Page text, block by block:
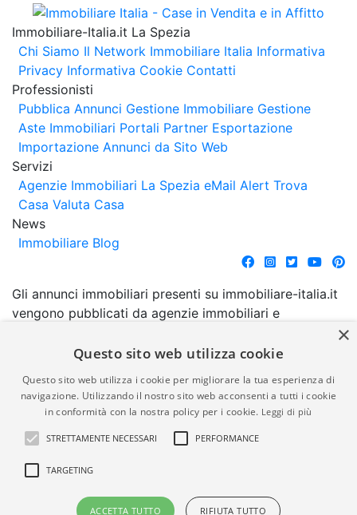
Immobiliare-Italia.it La Spezia
Chi Siamo Il Network Immobiliare Italia Informativa
Privacy Informativa Cookie Contatti
Professionisti
Pubblica Annunci Gestione Immobiliare Gestione
Aste Immobiliari Portali Partner Esportazione
Importazione Annunci da Sito Web
Servizi
Agenzie Immobiliari La Spezia eMail Alert Trova
Casa Valuta Casa
News
Immobiliare Blog
Gli annunci immobiliari presenti su immobiliare-italia.it
vengono pubblicati da agenzie immobiliari e
comporta l'approvazione o l'avallo da parte di
garanzia da parte di quest'ultima. immobiliare-italia.it
quindi non è responsabile della veridicità, della
correttezza, della completezza, della normativa in
materia di privacy e/o di alcun altro aspetto dei
suddetti annunci.
© Copyright 2007 - 2026
Powered by
×
Questo sito web utilizza cookie
Questo sito web utilizza i cookie per migliorare la tua esperienza di
navigazione. Utilizzando il nostro sito web acconsenti a tutti i cookie
in conformità con la nostra policy per i cookie. Leggi di più
STRETTAMENTE NECESSARI PERFORMANCE
TARGETING
ACCETTA TUTTO RIFIUTA TUTTO